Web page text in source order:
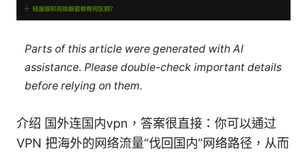
Parts of this article were generated with AI
assistance. Please double-check important details
before relying on them.
介绍 国外连国内vpn，答案很直接：你可以通过
VPN 把海外的网络流量“伐回国内”网络路径，从而